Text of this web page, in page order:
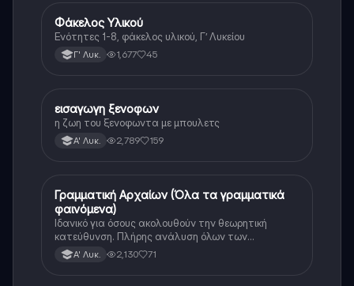
Αρχαία Ελληνικά
Φάκελος Υλικού
Ενότητες 1-8, φάκελος υλικού, Γ’ Λυκείου
Γ' Λυκ. 1,677 45
Αρχαία Ελληνικά
εισαγωγη ξενοφων
η ζωη του ξενοφωντα με μπουλετς
Α' Λυκ. 2,789 159
Αρχαία Ελληνικά
Γραμματική Αρχαίων (Όλα τα γραμματικά
φαινόμενα)
Ιδανικό για όσους ακολουθούν την θεωρητική
κατεύθυνση. Πλήρης ανάλυση όλων των
γραμματικών φαινομένων της αρχαίας Ελληνικής.
Α' Λυκ. 2,130 71